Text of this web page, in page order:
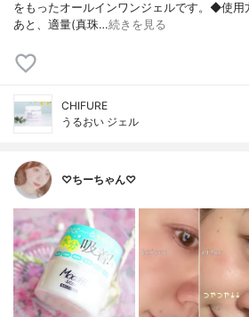
をもったオ ールインワンジェルです。 ◆使
あと、適量(真珠…続きを見る
CHIFURE
うるおい ジェル
♡ちーちゃん♡